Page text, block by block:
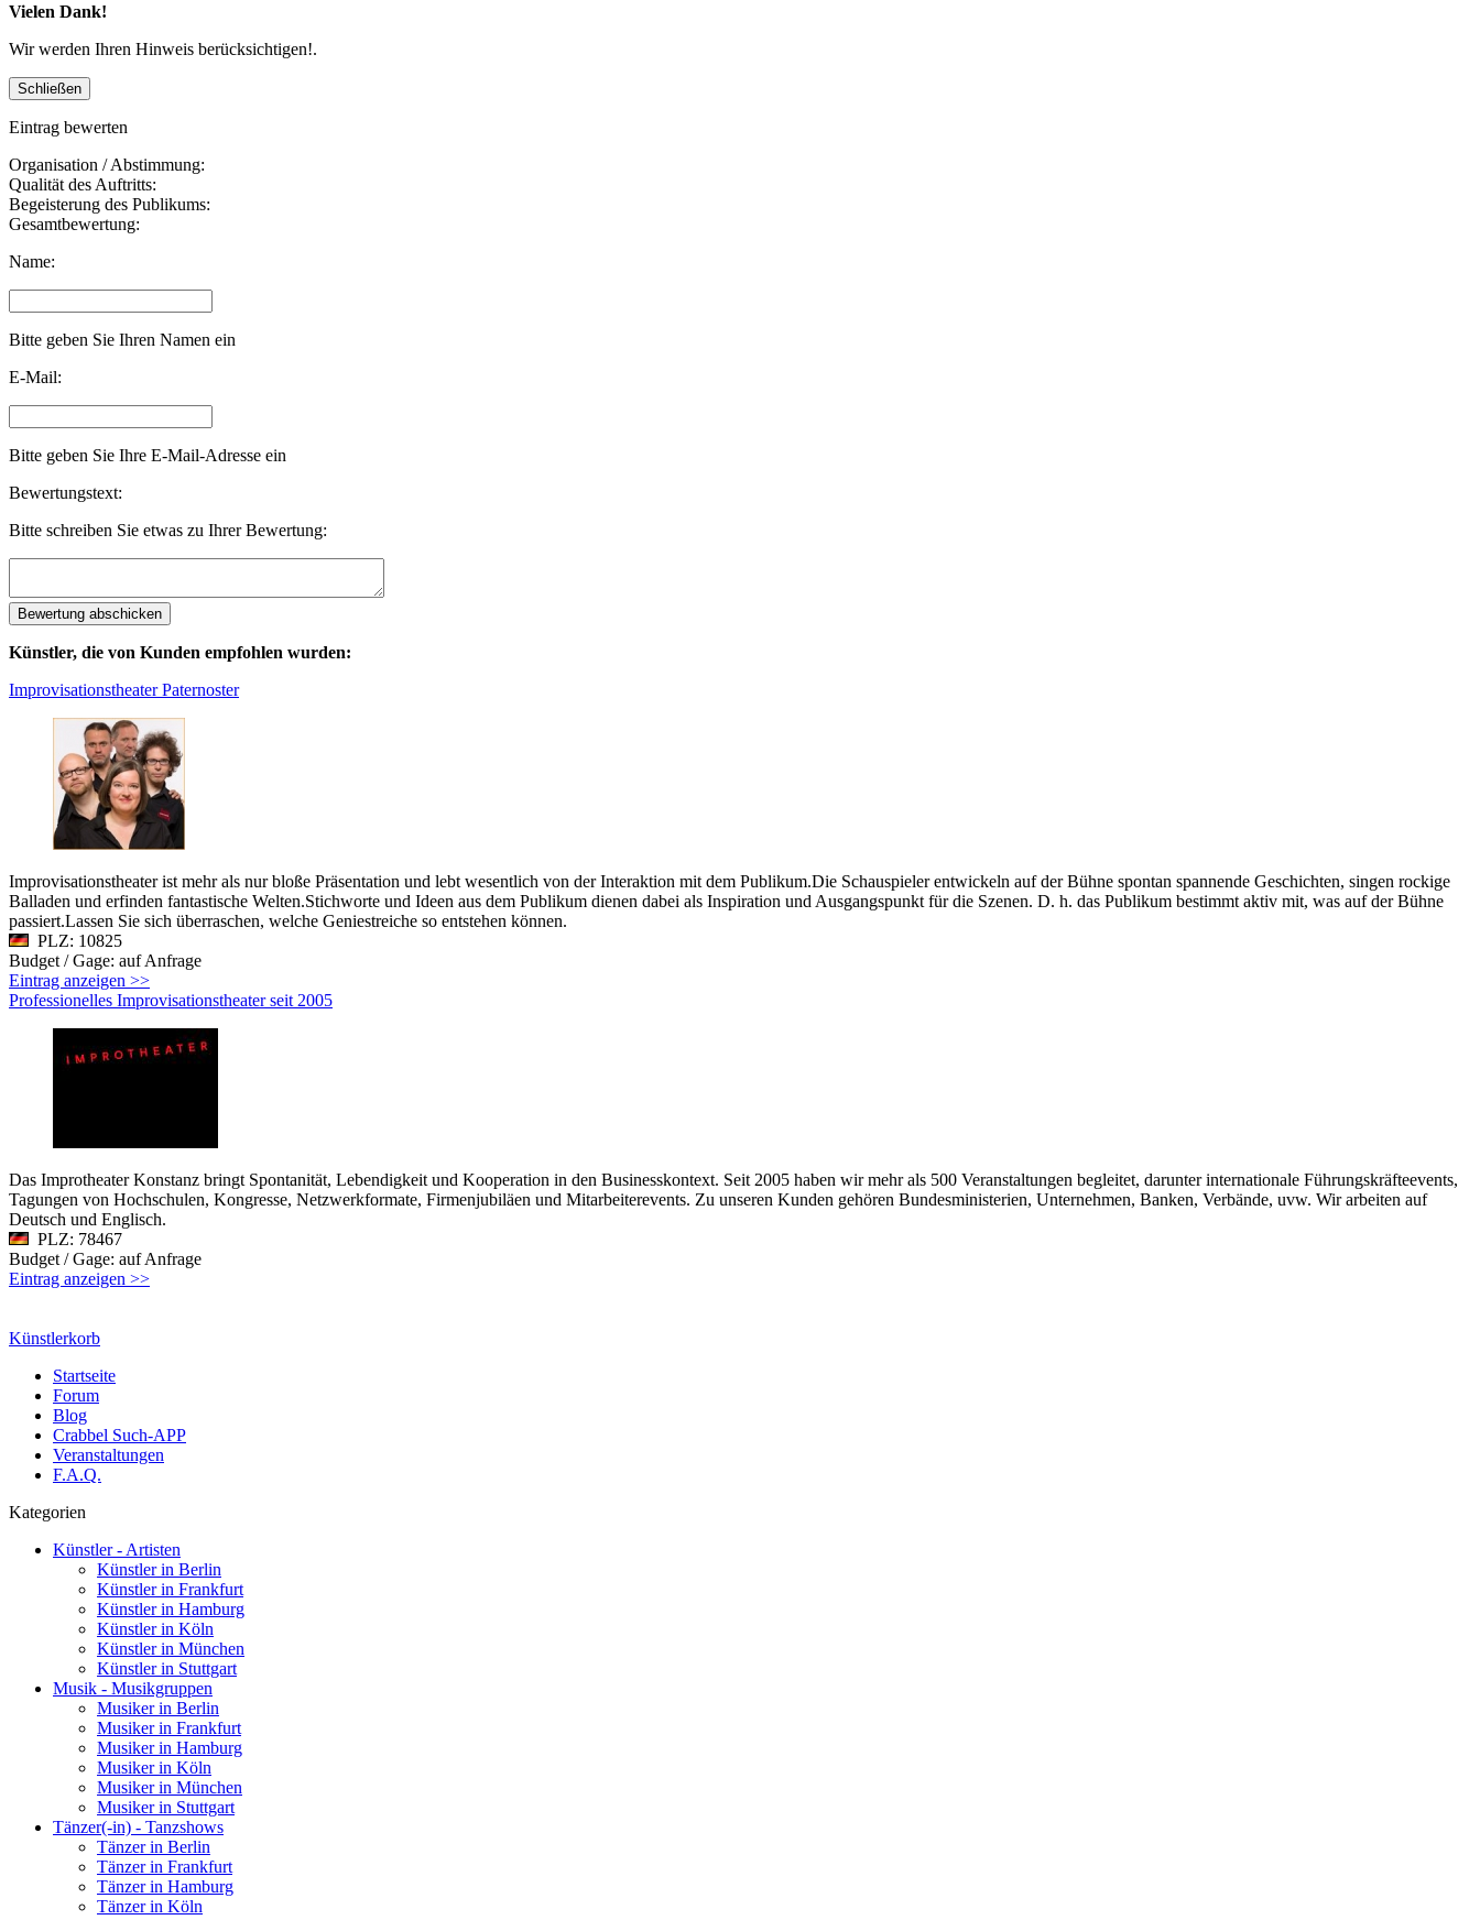
Vielen Dank!
Wir werden Ihren Hinweis berücksichtigen!.
Eintrag bewerten
Organisation / Abstimmung:
Qualität des Auftritts:
Begeisterung des Publikums:
Gesamtbewertung:
Name:
Bitte geben Sie Ihren Namen ein
E-Mail:
Bitte geben Sie Ihre E-Mail-Adresse ein
Bewertungstext:
Bitte schreiben Sie etwas zu Ihrer Bewertung:
Künstler, die von Kunden empfohlen wurden:
Improvisationstheater Paternoster
Improvisationstheater ist mehr als nur bloße Präsentation und lebt wesentlich von der Interaktion mit dem Publikum.Die Schauspieler entwickeln auf der Bühne spontan spannende Geschichten, singen rockige
Balladen und erfinden fantastische Welten.Stichworte und Ideen aus dem Publikum dienen dabei als Inspiration und Ausgangspunkt für die Szenen. D. h. das Publikum bestimmt aktiv mit, was auf der Bühne
passiert.Lassen Sie sich überraschen, welche Geniestreiche so entstehen können.
PLZ: 10825
Budget / Gage: auf Anfrage
Eintrag anzeigen >>
Professionelles Improvisationstheater seit 2005
Das Improtheater Konstanz bringt Spontanität, Lebendigkeit und Kooperation in den Businesskontext. Seit 2005 haben wir mehr als 500 Veranstaltungen begleitet, darunter internationale Führungskräfteevents,
Tagungen von Hochschulen, Kongresse, Netzwerkformate, Firmenjubiläen und Mitarbeiterevents. Zu unseren Kunden gehören Bundesministerien, Unternehmen, Banken, Verbände, uvw. Wir arbeiten auf
Deutsch und Englisch.
PLZ: 78467
Budget / Gage: auf Anfrage
Eintrag anzeigen >>
Künstlerkorb
Startseite
Forum
Blog
Crabbel Such-APP
Veranstaltungen
F.A.Q.
Kategorien
Künstler - Artisten
Künstler in Berlin
Künstler in Frankfurt
Künstler in Hamburg
Künstler in Köln
Künstler in München
Künstler in Stuttgart
Musik - Musikgruppen
Musiker in Berlin
Musiker in Frankfurt
Musiker in Hamburg
Musiker in Köln
Musiker in München
Musiker in Stuttgart
Tänzer(-in) - Tanzshows
Tänzer in Berlin
Tänzer in Frankfurt
Tänzer in Hamburg
Tänzer in Köln